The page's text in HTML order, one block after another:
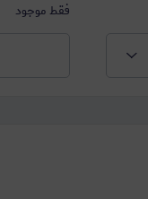
فقط موجود